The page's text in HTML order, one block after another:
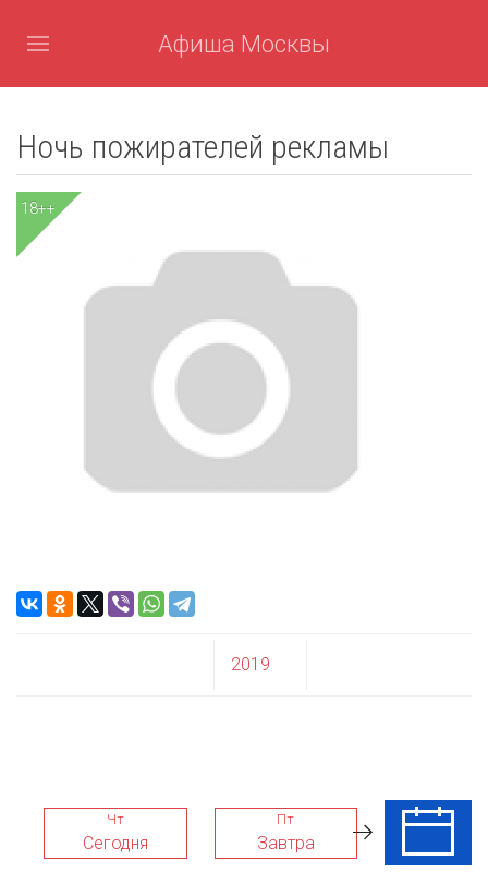
Афиша Москвы
Ночь пожирателей рекламы
18++
2019
Чт
Сегодня
Пт
Завтра
Сб